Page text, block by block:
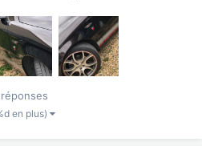
répétiteurs pour les mettre
vo...
en plus)